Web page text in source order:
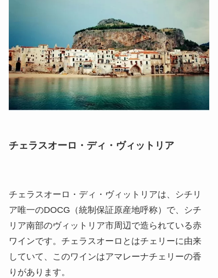
チェラスオーロ・ディ・ヴィットリア
チェラスオーロ・ディ・ヴィットリアは、シチリ
ア唯一のDOCG（統制保証原産地呼称）で、シチ
リア南部のヴィットリア市周辺で造られている赤
ワインです。チェラスオーロとはチェリーに由来
していて、このワインはアマレーナチェリーの香
りがあります。